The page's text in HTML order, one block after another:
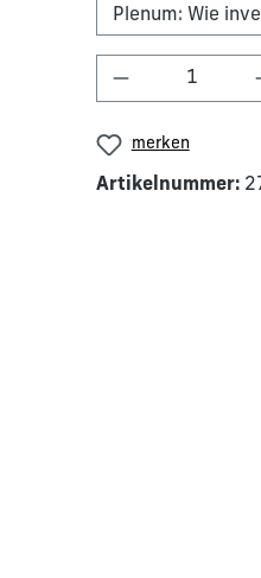
Produkt
merken
Artikelnummer: